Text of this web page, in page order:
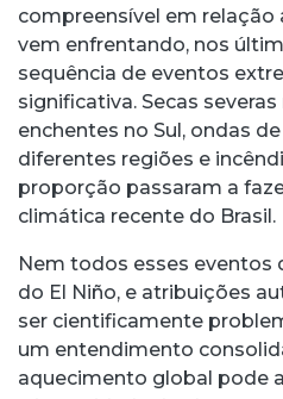
compreensível em relação
vem enfrentando, nos
sequência de eventos
significativa. Secas
enchentes no Sul, ondas
diferentes regiões e
proporção passaram a
climática recente do Brasil.
Nem todos esses
do El Niño, e atribuições
ser cientificamente
um entendimento
aquecimento global pode